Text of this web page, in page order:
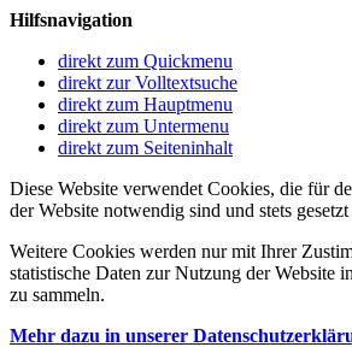
Hilfsnavigation
direkt zum Quickmenu
direkt zur Volltextsuche
direkt zum Hauptmenu
direkt zum Untermenu
direkt zum Seiteninhalt
Diese Website verwendet Cookies, die für
der Website notwendig sind und stets
Weitere Cookies werden nur mit Ihrer
statistische Daten zur Nutzung der Website
zu sammeln.
Mehr dazu in unserer